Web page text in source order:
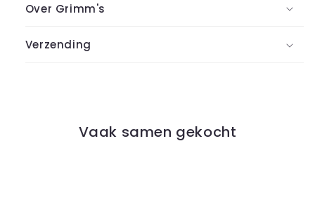
Over Grimm's
Verzending
Vaak samen gekocht